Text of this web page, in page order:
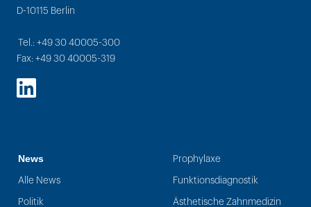
D-10115 Berlin
Tel.: +49 30 40005-300
Fax: +49 30 40005-319
LinkedIn
News
Alle News
Politik
Prophylaxe
Funktionsdiagnostik
Ästhetische Zahnmedizin